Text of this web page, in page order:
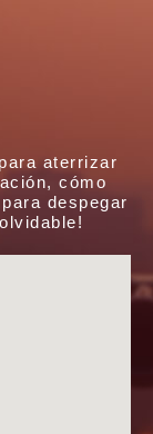
aterrizar
cómo
despegar